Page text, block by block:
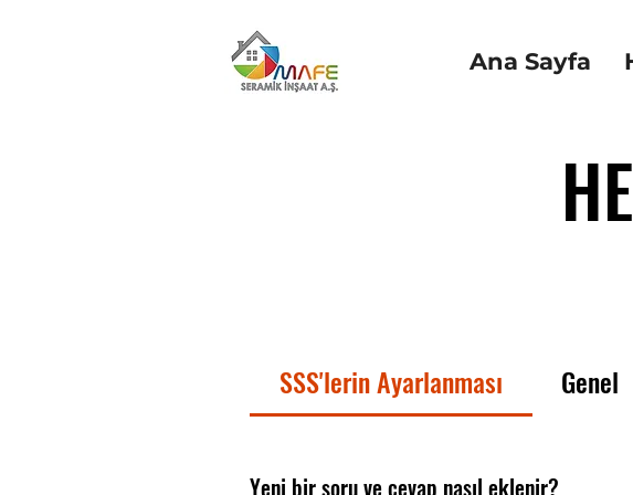
Ana Sayfa
SSS'lerin Ayarlanması Genel
Yeni bir soru ve cevap nasıl eklenir?